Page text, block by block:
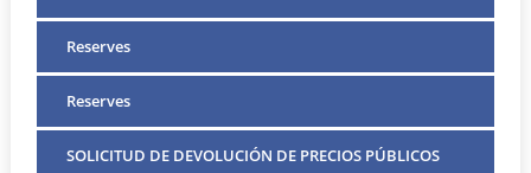
Reserves
Reserves
SOLICITUD DE DEVOLUCIÓN DE PRECIOS PÚBLICOS